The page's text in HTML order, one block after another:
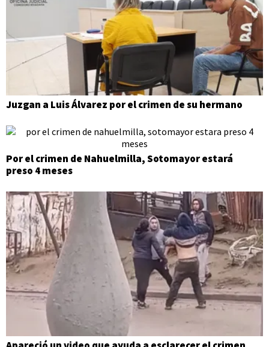
Juzgan a Luis Álvarez por el crimen de su hermano
Por el crimen de Nahuelmilla, Sotomayor estará
preso 4 meses